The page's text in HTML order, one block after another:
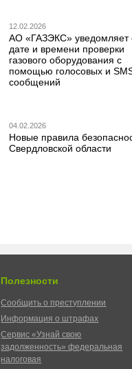
12.02.2026
АО «ГАЗЭКС» уведомляет
дате и времени проверки
газового оборудования с
помощью голосовых и
сообщений
04.02.2026
Новые правила
Свердловской области
Полезности
Сообщить о преступлении
Информация о штрафах
Сервис «Узнай свою
задолженность» федеральная
налоговая